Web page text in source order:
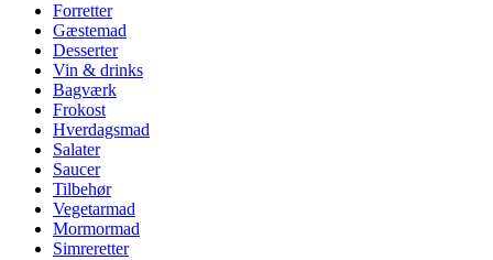
Forretter
Gæstemad
Desserter
Vin & drinks
Bagværk
Frokost
Hverdagsmad
Salater
Saucer
Tilbehør
Vegetarmad
Mormormad
Simreretter